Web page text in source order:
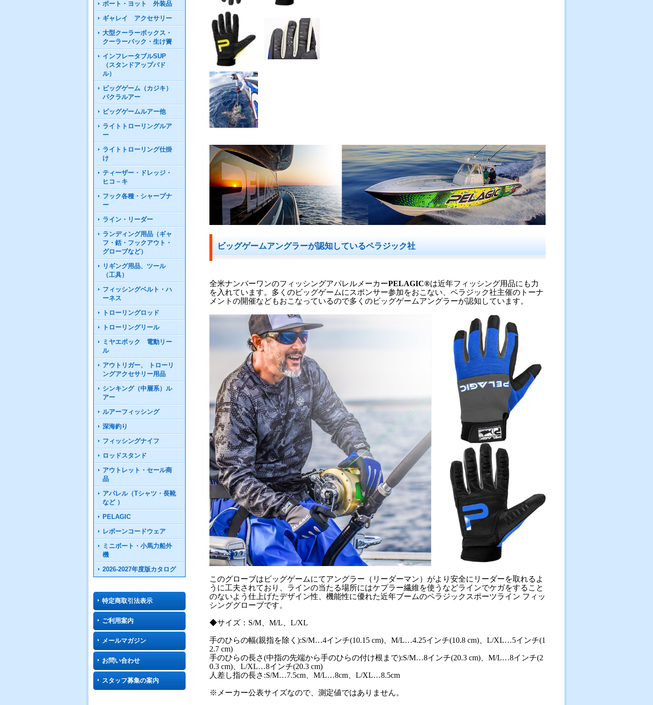
ボート・ヨット 外装品
ギャレイ アクセサリー
大型クーラーボックス・
クーラーバック・生け簀
インフレータブルSUP
（スタンドアップパド
ル）
ビッグゲーム（カジキ）
パクラルアー
ビッグゲームルアー他
ライトトローリングルア
ー
ライトトローリング仕掛
け
ティーザー・ドレッジ・
ヒコ－キ
フック各種・シャープナ
ー
ライン・リーダー
ランディング用品（ギャ
フ・銛・フックアウト・
グローブなど）
リギング用品、ツール
（工具）
フィッシングベルト・ハ
ーネス
トローリングロッド
トローリングリール
ミヤエポック 電動リー
ル
アウトリガー、 トローリ
ングアクセサリー用品
シンキング（中層系）ル
アー
ルアーフィッシング
深海釣り
フィッシングナイフ
ロッドスタンド
アウトレット・セール商
品
アパレル（Tシャツ・長靴
など ）
PELAGIC
レボーンコードウェア
ミニボート・小馬力船外
機
2026-2027年度版カタログ
特定商取引法表示
ご利用案内
メールマガジン
お問い合わせ
スタッフ募集の案内
ビッグゲームアングラーが認知しているペラジック社
全米ナンバーワンのフィッシングアパレルメーカーPELAGIC®は近年フィッシング用品にも力
を入れています。多くのビッグゲームにスポンサー参加をおこない、ペラジック社主催のトーナ
メントの開催などもおこなっているので多くのビッグゲームアングラーが認知しています。
このグローブはビッグゲームにてアングラー（リーダーマン）がより安全にリーダーを取れるよ
うに工夫されており、ラインの当たる場所にはケプラー繊維を使うなどラインでケガをすること
のないよう仕上げたデザイン性、機能性に優れた近年ブームのペラジックスポーツライン フィッ
シンググローブです。
◆サイズ：S/M、M/L、L/XL
手のひらの幅(親指を除く):S/M…4インチ(10.15 cm)、M/L…4.25インチ(10.8 cm)、L/XL…5インチ(1
2.7 cm)
手のひらの長さ(中指の先端から手のひらの付け根まで):S/M…8インチ(20.3 cm)、M/L…8インチ(2
0.3 cm)、L/XL…8インチ(20.3 cm)
人差し指の長さ:S/M…7.5cm、M/L…8cm、L/XL…8.5cm
※メーカー公表サイズなので、測定値ではありません。